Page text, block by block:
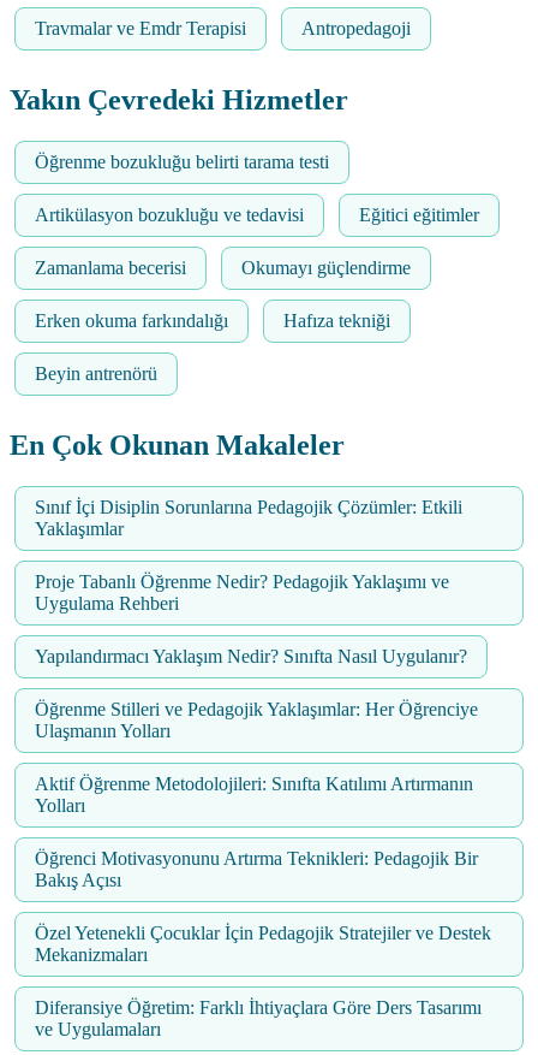
Travmalar ve Emdr Terapisi Antropedagoji
Yakın Çevredeki Hizmetler
Öğrenme bozukluğu belirti tarama testi
Artikülasyon bozukluğu ve tedavisi Eğitici eğitimler
Zamanlama becerisi Okumayı güçlendirme
Erken okuma farkındalığı Hafıza tekniği
Beyin antrenörü
En Çok Okunan Makaleler
Sınıf İçi Disiplin Sorunlarına Pedagojik Çözümler: Etkili
Yaklaşımlar
Proje Tabanlı Öğrenme Nedir? Pedagojik Yaklaşımı ve
Uygulama Rehberi
Yapılandırmacı Yaklaşım Nedir? Sınıfta Nasıl Uygulanır?
Öğrenme Stilleri ve Pedagojik Yaklaşımlar: Her Öğrenciye
Ulaşmanın Yolları
Aktif Öğrenme Metodolojileri: Sınıfta Katılımı Artırmanın
Yolları
Öğrenci Motivasyonunu Artırma Teknikleri: Pedagojik Bir
Bakış Açısı
Özel Yetenekli Çocuklar İçin Pedagojik Stratejiler ve Destek
Mekanizmaları
Diferansiye Öğretim: Farklı İhtiyaçlara Göre Ders Tasarımı
ve Uygulamaları